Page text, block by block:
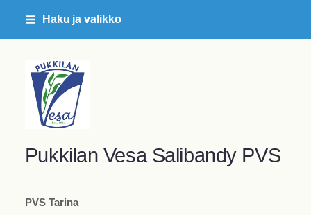
Siirry
Haku ja valikko
Pukkilan Vesa ry
Pukkilan Vesa Salibandy PVS
PVS Tarina